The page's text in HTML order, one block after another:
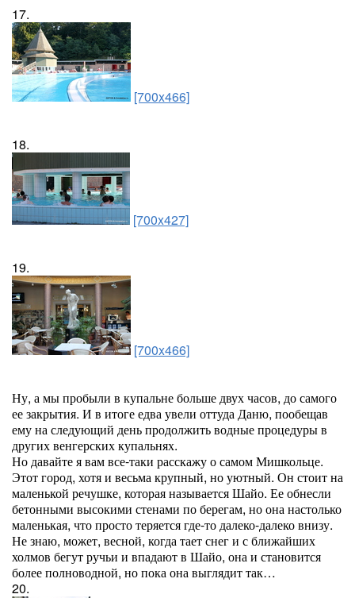
17.
[700x466]
18.
[700x427]
19.
[700x466]
Ну, а мы пробыли в купальне больше двух часов, до самого
ее закрытия. И в итоге едва увели оттуда Даню, пообещав
ему на следующий день продолжить водные процедуры в
других венгерских купальнях.
Но давайте я вам все-таки расскажу о самом Мишкольце.
Этот город, хотя и весьма крупный, но уютный. Он стоит на
маленькой речушке, которая называется Шайо. Ее обнесли
бетонными высокими стенами по берегам, но она настолько
маленькая, что просто теряется где-то далеко-далеко внизу.
Не знаю, может, весной, когда тает снег и с ближайших
холмов бегут ручьи и впадают в Шайо, она и становится
более полноводной, но пока она выглядит так…
20.